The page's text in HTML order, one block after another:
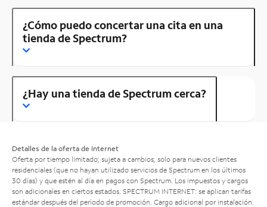
¿Cómo puedo concertar una cita en una
tienda de Spectrum?
¿Hay una tienda de Spectrum cerca?
Detalles de la oferta de Internet
Oferta por tiempo limitado; sujeta a cambios; solo para nuevos clientes
residenciales (que no hayan utilizado servicios de Spectrum en los últimos
30 días) y que estén al día en pagos con Spectrum. Los impuestos y cargos
son adicionales en ciertos estados. SPECTRUM INTERNET: se aplican tarifas
estándar después del período de promoción. Cargo adicional por instalación.